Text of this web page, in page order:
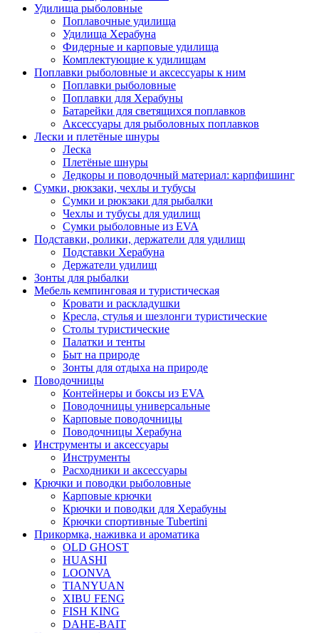
Удилища рыболовные
Поплавочные удилища
Удилища Херабуна
Фидерные и карповые удилища
Комплектующие к удилищам
Поплавки рыболовные и аксессуары к ним
Поплавки рыболовные
Поплавки для Херабуны
Батарейки для светящихся поплавков
Аксессуары для рыболовных поплавков
Лески и плетёные шнуры
Леска
Плетёные шнуры
Ледкоры и поводочный материал: карпфишинг
Сумки, рюкзаки, чехлы и тубусы
Сумки и рюкзаки для рыбалки
Чехлы и тубусы для удилищ
Сумки рыболовные из EVA
Подставки, ролики, держатели для удилищ
Подставки Херабуна
Держатели удилищ
Зонты для рыбалки
Мебель кемпинговая и туристическая
Кровати и раскладушки
Кресла, стулья и шезлонги туристические
Столы туристические
Палатки и тенты
Быт на природе
Зонты для отдыха на природе
Поводочницы
Контейнеры и боксы из EVA
Поводочницы универсальные
Карповые поводочницы
Поводочницы Херабуна
Инструменты и аксессуары
Инструменты
Расходники и аксессуары
Крючки и поводки рыболовные
Карповые крючки
Крючки и поводки для Херабуны
Крючки спортивные Tubertini
Прикормка, наживка и ароматика
OLD GHOST
HUASHI
LOONVA
TIANYUAN
XIBU FENG
FISH KING
DAHE-BAIT